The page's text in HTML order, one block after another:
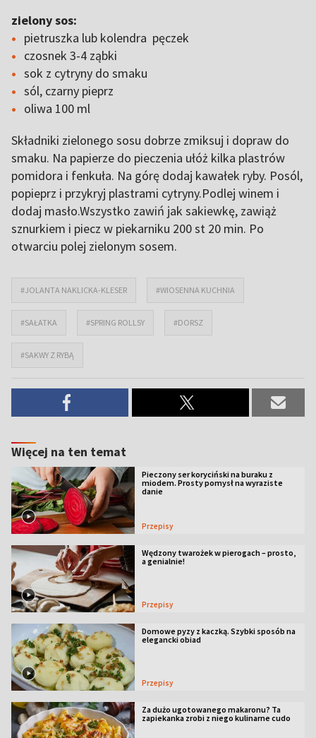
zielony sos:
pietruszka lub kolendra pęczek
czosnek 3-4 ząbki
sok z cytryny do smaku
sól, czarny pieprz
oliwa 100 ml
Składniki zielonego sosu dobrze zmiksuj i dopraw do
smaku. Na papierze do pieczenia ułóż kilka plastrów
pomidora i fenkuła. Na górę dodaj kawałek ryby. Posól,
popieprz i przykryj plastrami cytryny.Podlej winem i
dodaj masło.Wszystko zawiń jak sakiewkę, zawiąż
sznurkiem i piecz w piekarniku 200 st 20 min. Po
otwarciu polej zielonym sosem.
#JOLANTA NAKLICKA-KLESER #WIOSENNA KUCHNIA
#SAŁATKA #SPRING ROLLSY #DORSZ
#SAKWY Z RYBĄ
Więcej na ten temat
Pieczony ser koryciński na buraku z
miodem. Prosty pomysł na wyraziste
danie
Przepisy
Wędzony twarożek w pierogach – prosto,
a genialnie!
Przepisy
Domowe pyzy z kaczką. Szybki sposób na
elegancki obiad
Przepisy
Za dużo ugotowanego makaronu? Ta
zapiekanka zrobi z niego kulinarne cudo